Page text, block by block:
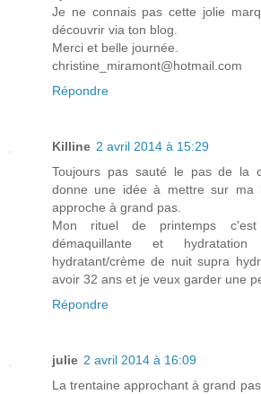
Je ne connais pas cette jolie
découvrir via ton blog.
Merci et belle journée.
christine_miramont@hotmail.com
Répondre
Killine 2 avril 2014 à 15:29
Toujours pas sauté le pas de la
donne une idée à mettre sur ma
approche à grand pas.
Mon rituel de printemps
démaquillante et
hydratant/crème de nuit supra
avoir 32 ans et je veux garder une
Répondre
julie 2 avril 2014 à 16:09
La trentaine approchant à grand